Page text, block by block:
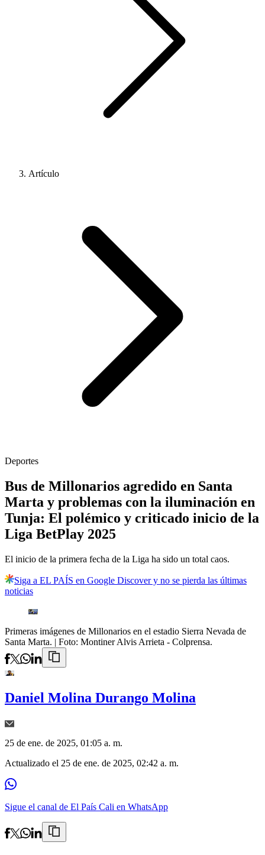
Artículo
Deportes
Bus de Millonarios agredido en Santa
Marta y problemas con la iluminación en
Tunja: El polémico y criticado inicio de la
Liga BetPlay 2025
El inicio de la primera fecha de la Liga ha sido un total caos.
Siga a EL PAÍS en Google Discover y no se pierda las últimas
noticias
Primeras imágenes de Millonarios en el estadio Sierra Nevada de
Santa Marta. | Foto: Montiner Alvis Arrieta - Colprensa.
Daniel Molina Durango Molina
25 de ene. de 2025, 01:05 a. m.
Actualizado el 25 de ene. de 2025, 02:42 a. m.
Sigue el canal de El País Cali en WhatsApp